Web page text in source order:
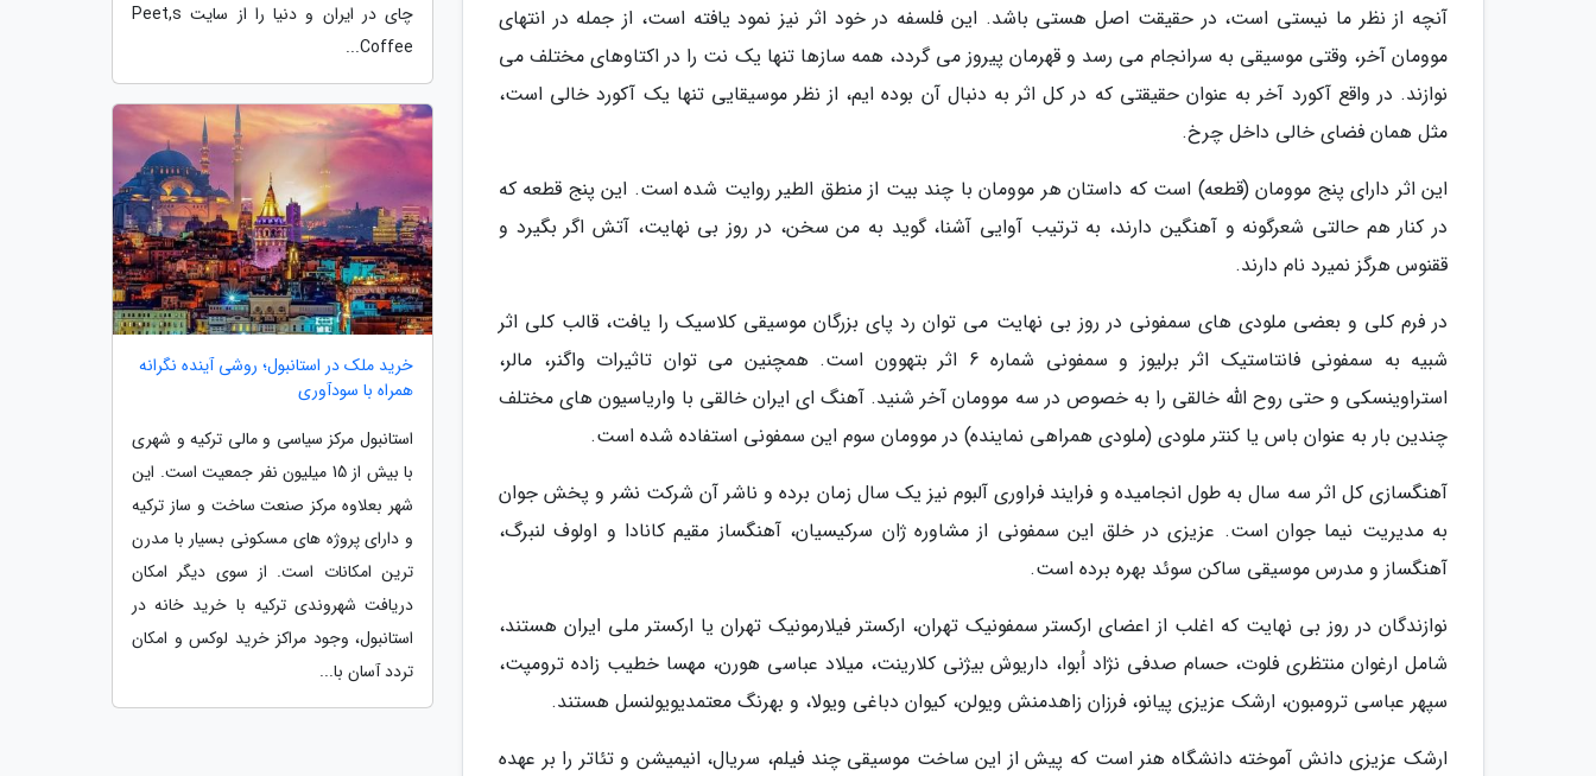
آنچه از نظر ما نیستی است، در حقیقت اصل هستی باشد. این فلسفه در خود اثر نیز نمود یافته است، از جمله در انتهای
موومان آخر، وقتی موسیقی به سرانجام می رسد و قهرمان پیروز می گردد، همه سازها تنها یک نت را در اکتاوهای مختلف می
نوازند. در واقع آکورد آخر به عنوان حقیقتی که در کل اثر به دنبال آن بوده ایم، از نظر موسیقایی تنها یک آکورد خالی است،
مثل همان فضای خالی داخل چرخ.
این اثر دارای پنج موومان (قطعه) است که داستان هر موومان با چند بیت از منطق الطیر روایت شده است. این پنج قطعه که
در کنار هم حالتی شعرگونه و آهنگین دارند، به ترتیب آوایی آشنا، گوید به من سخن، در روز بی نهایت، آتش اگر بگیرد و
ققنوس هرگز نمیرد نام دارند.
در فرم کلی و بعضی ملودی های سمفونی در روز بی نهایت می توان رد پای بزرگان موسیقی کلاسیک را یافت، قالب کلی اثر
شبیه به سمفونی فانتاستیک اثر برلیوز و سمفونی شماره 6 اثر بتهوون است. همچنین می توان تاثیرات واگنر، مالر،
استراوینسکی و حتی روح الله خالقی را به خصوص در سه موومان آخر شنید. آهنگ ای ایران خالقی با واریاسیون های مختلف
چندین بار به عنوان باس یا کنتر ملودی (ملودی همراهی نماینده) در موومان سوم این سمفونی استفاده شده است.
آهنگسازی کل اثر سه سال به طول انجامیده و فرایند فراوری آلبوم نیز یک سال زمان برده و ناشر آن شرکت نشر و پخش جوان
به مدیریت نیما جوان است. عزیزی در خلق این سمفونی از مشاوره ژان سرکیسیان، آهنگساز مقیم کانادا و اولوف لنبرگ،
آهنگساز و مدرس موسیقی ساکن سوئد بهره برده است.
نوازندگان در روز بی نهایت که اغلب از اعضای ارکستر سمفونیک تهران، ارکستر فیلارمونیک تهران یا ارکستر ملی ایران هستند،
شامل ارغوان منتظری فلوت، حسام صدفی نژاد اُبوا، داریوش بیژنی کلارینت، میلاد عباسی هورن، مهسا خطیب زاده ترومپت،
سپهر عباسی ترومبون، ارشک عزیزی پیانو، فرزان زاهدمنش ویولن، کیوان دباغی ویولا، و بهرنگ معتمدیویولنسل هستند.
ارشک عزیزی دانش آموخته دانشگاه هنر است که پیش از این ساخت موسیقی چند فیلم، سریال، انیمیشن و تئاتر را بر عهده
چای در ایران و دنیا را از سایت Peet,s
Coffee...
خرید ملک در استانبول؛ روشی آینده نگرانه
همراه با سودآوری
استانبول مرکز سیاسی و مالی ترکیه و شهری
با بیش از 15 میلیون نفر جمعیت است. این
شهر بعلاوه مرکز صنعت ساخت و ساز ترکیه
و دارای پروژه های مسکونی بسیار با مدرن
ترین امکانات است. از سوی دیگر امکان
دریافت شهروندی ترکیه با خرید خانه در
استانبول، وجود مراکز خرید لوکس و امکان
تردد آسان با...